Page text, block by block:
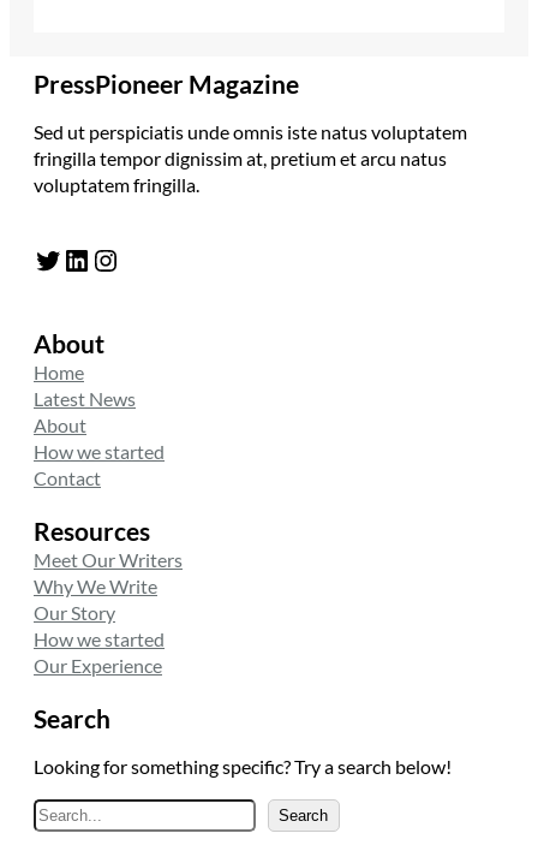
PressPioneer Magazine
Sed ut perspiciatis unde omnis iste natus voluptatem
fringilla tempor dignissim at, pretium et arcu natus
voluptatem fringilla.
Twitter LinkedIn Instagram
About
Home
Latest News
About
How we started
Contact
Resources
Meet Our Writers
Why We Write
Our Story
How we started
Our Experience
Search
Looking for something specific? Try a search below!
A
r
Search